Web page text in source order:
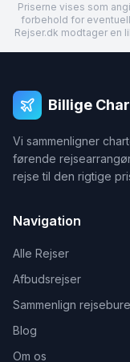
Priserne vises som
forbehold for
Rejser.dk modtager en
Billige
Vi sammenligner
førende
rejse til den rigtige
Navigation
Alle Rejser
Afbudsrejser
Sammenlign
Blog
Om os